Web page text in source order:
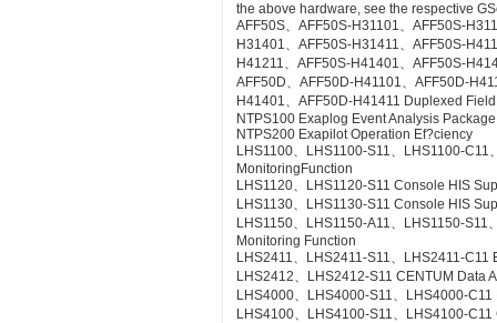
the above hardware, see the respective
AFF50S、AFF50S-H31101、AFF50S-
H31401、AFF50S-H31411、AFF50S-
H41211、AFF50S-H41401、AFF50S-
AFF50D、AFF50D-H41101、AFF50D-
H41401、AFF50D-H41411 Duplexed
NTPS100 Exaplog Event Analysis Package
NTPS200 Exapilot Operation Ef?ciency
LHS1100、LHS1100-S11、LHS1100-
MonitoringFunction
LHS1120、LHS1120-S11 Console HIS
LHS1130、LHS1130-S11 Console HIS
LHS1150、LHS1150-A11、LHS1150-
Monitoring Function
LHS2411、LHS2411-S11、LHS2411-
LHS2412、LHS2412-S11 CENTUM Data
LHS4000、LHS4000-S11、LHS4000-
LHS4100、LHS4100-S11、LHS4100-